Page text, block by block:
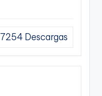
7254 Descargas